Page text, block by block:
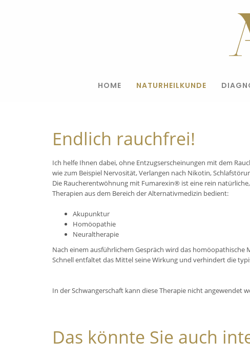
HOME NATURHEILKUNDE
Endlich rauchfrei!
Ich helfe Ihnen dabei, ohne Entzugserscheinungen mit dem
wie zum Beispiel Nervosität, Verlangen nach Nikotin,
Die Raucherentwöhnung mit Fumarexin® ist eine rein
Therapien aus dem Bereich der Alternativmedizin bedient:
Akupunktur
Homöopathie
Neuraltherapie
Nach einem ausführlichem Gespräch wird das
Schnell entfaltet das Mittel seine Wirkung und verhindert die
In der Schwangerschaft kann diese Therapie nicht angewendet
Das könnte Sie auch